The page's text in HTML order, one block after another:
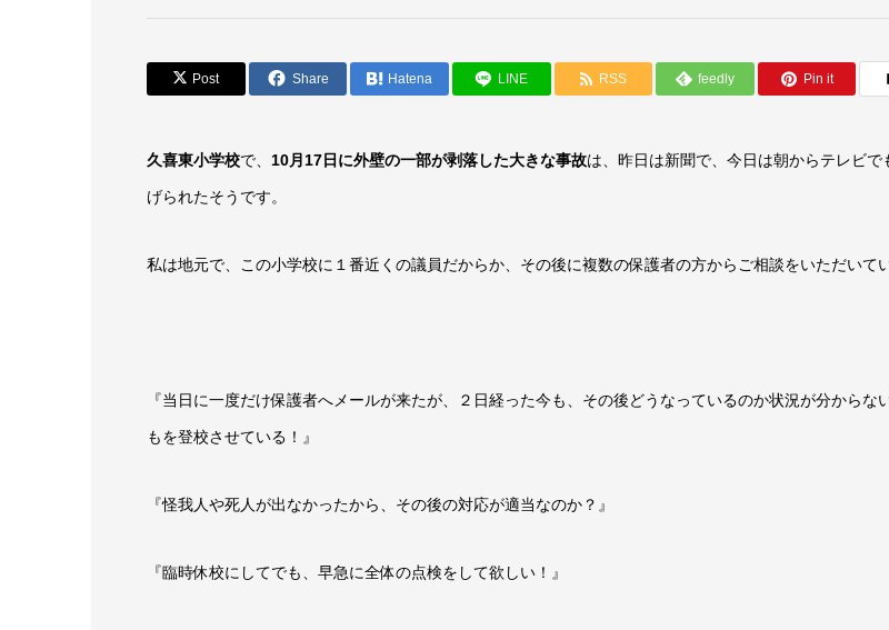
Post Share Hatena LINE RSS feedly Pin it
久喜東小学校で、 10月17日に外壁の一部が剥落した大きな事故は、昨日は新聞で、今日は朝からテレビで
げられたそうです。
私は地元で、この小学校に１番近くの議員だからか、その後に複数の保護者の方からご相談をいただいてい
『当日に一度だけ保護者へメールが来たが、２日経った今も、その後どうなっているのか状況が分からな
もを登校させている！』
『怪我人や死人が出なかったから、その後の対応が適当なのか？』
『臨時休校にしてでも、早急に全体の点検をして欲しい！』